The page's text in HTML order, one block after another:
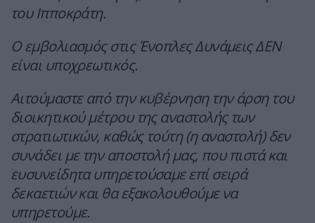
του Ιπποκράτη.
Ο εμβολιασμός στις Ένοπλες Δυνάμεις ΔΕΝ
είναι υποχρεωτικός.
Αιτούμαστε από την κυβέρνηση την άρση του
διοικητικού μέτρου της αναστολής των
στρατιωτικών, καθώς τούτη (η αναστολή) δεν
συνάδει με την αποστολή μας, που πιστά και
ευσυνείδητα υπηρετούσαμε επί σειρά
δεκαετιών και θα εξακολουθούμε να
υπηρετούμε.